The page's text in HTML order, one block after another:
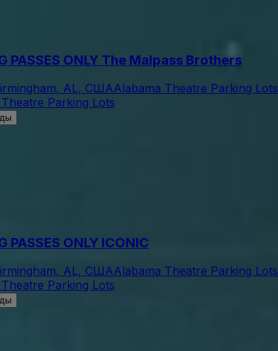
PASSES ONLY The Malpass Brothers
AL, СШАAlabama Theatre Parking Lots
Parking Lots
PASSES ONLY ICONIC
AL, СШАAlabama Theatre Parking Lots
Parking Lots